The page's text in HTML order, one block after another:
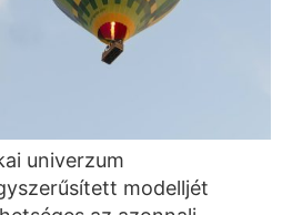
univerzum
modelljét